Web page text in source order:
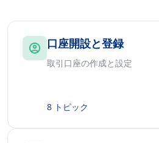
口座開設と登録
取引口座の作成と設定
8 トピック